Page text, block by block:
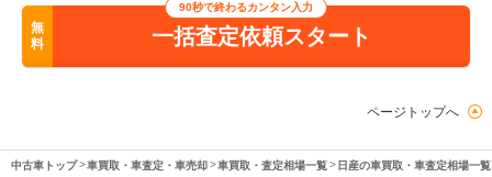
無
料
90秒で終わるカンタン入力
一括査定依頼スタート
ページトップへ
中古車トップ 車買取・車査定・車売却 車買取・査定相場一覧 日産の車買取・車査定相場一覧